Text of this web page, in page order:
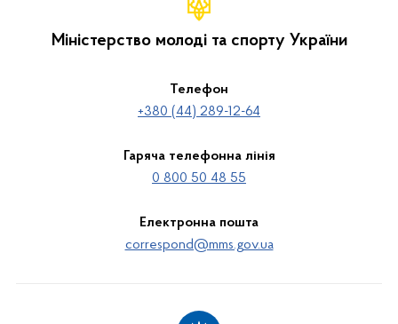
Міністерство молоді та спорту України
Телефон
+380 (44) 289-12-64
Гаряча телефонна лінія
0 800 50 48 55
Електронна пошта
correspond@mms.gov.ua